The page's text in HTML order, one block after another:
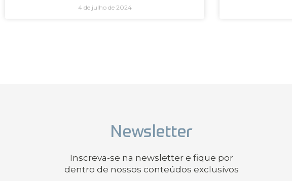
4 de julho de 2024
Newsletter
Inscreva-se na newsletter e fique por
dentro de nossos conteúdos exclusivos